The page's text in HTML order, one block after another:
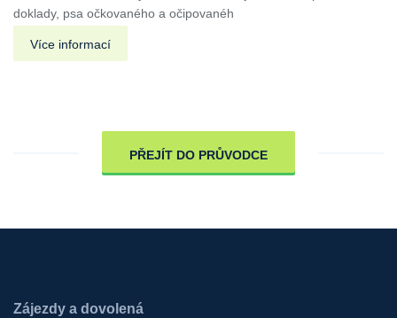
doklady, psa očkovaného a očipovanéh
Více informací
PŘEJÍT DO PRŮVODCE
Zájezdy a dovolená